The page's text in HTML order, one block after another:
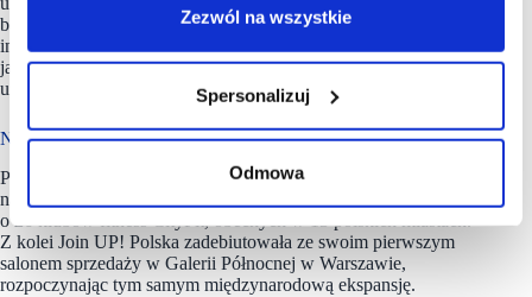
Zezwól na wszystkie
Spersonalizuj
Odmowa
bankowych. Wprowadzenie nowego instrumentu
inwestycyjnego, opartego na bezpiecznych aktywach, takich
jak nieruchomości komercyjne, mogłoby stanowić atrakcyjne
uzupełnienie oferty inwestycyjnej dla Polaków.
Nowości na rynku handlowym
Początek 2025 roku przyniósł kilka ważnych wydarzeń
na
rynku handlowym
o 26 klubów fitness CityFit, obecnych w 13 polskich miastach.
Z kolei Join UP! Polska zadebiutowała ze swoim pierwszym
salonem sprzedaży w Galerii Północnej w Warszawie,
rozpoczynając tym samym międzynarodową ekspansję.